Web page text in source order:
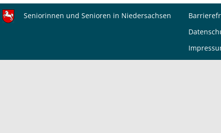
Seniorinnen und Senioren in Niedersachsen